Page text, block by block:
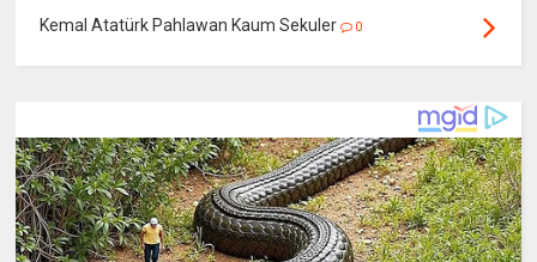
Kemal Atatürk Pahlawan Kaum Sekuler 0